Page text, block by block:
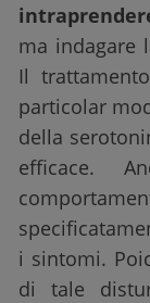
ma indagare
Il
particolar
della
efficace.
i sintomi.
di tale